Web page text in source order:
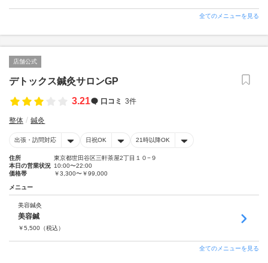
全てのメニューを見る
店舗公式
デトックス鍼灸サロンGP
3.21
口コミ 3件
整体 鍼灸
出張・訪問対応 日祝OK 21時以降OK
住所
東京都世田谷区三軒茶屋2丁目１０−９
本日の営業状況 10:00〜22:00
価格帯
￥3,300〜￥99,000
メニュー
美容鍼灸
美容鍼
￥5,500 （税込）
全てのメニューを見る